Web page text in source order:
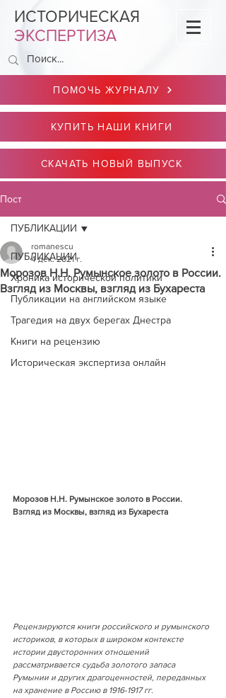
ИСТОРИЧЕСКАЯ
ЭКСПЕРТИЗА
ПОМОЧЬ ЖУРНАЛУ
КУПИТЬ НАШИ КНИГИ
СКАЧАТЬ НОВЫЙ ВЫПУСК
Пост
ПУБЛИКАЦИИ
Хроника исторической политики
Публикации на английском языке
Трагедия на двух берегах Днестра
Книги на рецензию
Историческая экспертиза онлайн
ПУБЛИКАЦИИ
Морозов Н.Н. Румынское золото в России.
Взгляд из Москвы, взгляд из Бухареста
romanescu
4 дек. 2021 г.
Морозов Н.Н. Румынское золото в России.
Взгляд из Москвы, взгляд из Бухареста
Рецензируются книги российского и румынского
историков, в которых в широком контексте
истории двусторонних отношений
рассматривается судьба золотого запаса
Румынии и других драгоценностей, переданных
на хранение в Россию в 1916-1917 гг.